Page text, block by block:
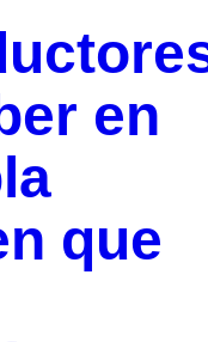
en
que